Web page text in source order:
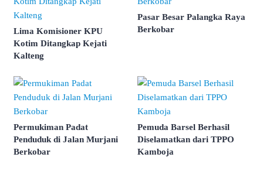
Lima Komisioner KPU
Kotim Ditangkap Kejati
Kalteng
Pasar Besar Palangka Raya
Berkobar
Permukiman Padat
Penduduk di Jalan Murjani
Berkobar
Pemuda Barsel Berhasil
Diselamatkan dari TPPO
Kamboja